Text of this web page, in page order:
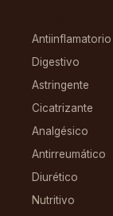
Antiinflamatorio
Digestivo
Astringente
Cicatrizante
Analgésico
Antirreumático
Diurético
Nutritivo